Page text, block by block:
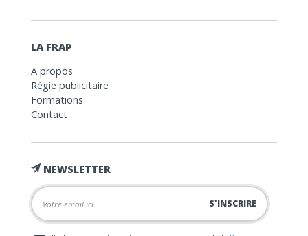
LA FRAP
A propos
Régie publicitaire
Formations
Contact
NEWSLETTER